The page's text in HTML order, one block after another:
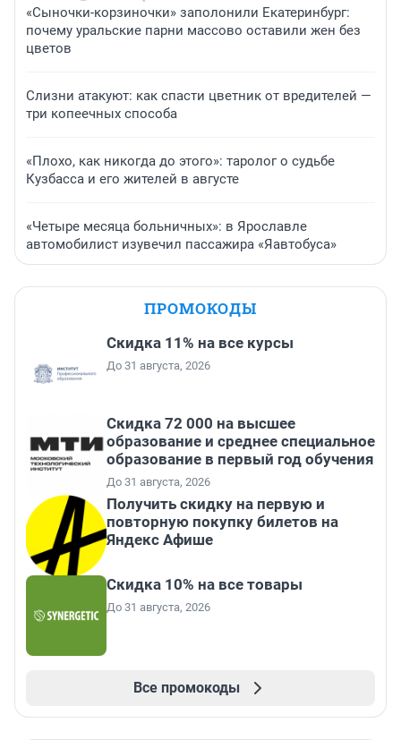
«Сыночки-корзиночки» заполонили Екатеринбург:
почему уральские парни массово оставили жен без
цветов
Слизни атакуют: как спасти цветник от вредителей —
три копеечных способа
«Плохо, как никогда до этого»: таролог о судьбе
Кузбасса и его жителей в августе
«Четыре месяца больничных»: в Ярославле
автомобилист изувечил пассажира «Яавтобуса»
ПРОМОКОДЫ
Скидка 11% на все курсы
До 31 августа, 2026
Скидка 72 000 на высшее
образование и среднее специальное
образование в первый год обучения
До 31 августа, 2026
Получить скидку на первую и
повторную покупку билетов на
Яндекс Афише
Скидка 10% на все товары
До 31 августа, 2026
Все промокоды